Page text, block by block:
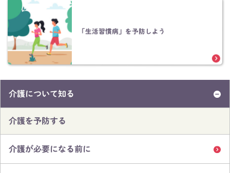
「生活習慣病」を予防しよう
介護について知る
介護を予防する
介護が必要になる前に